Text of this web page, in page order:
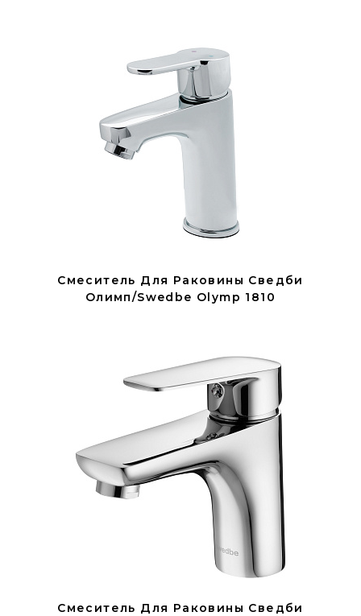
Смеситель Для Раковины Сведби
Олимп/Swedbe Olymp 1810
Смеситель Для Раковины Сведби